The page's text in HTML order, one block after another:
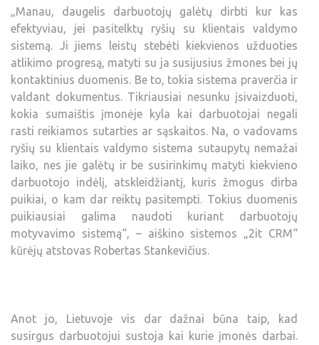
„Manau, daugelis darbuotojų galėtų dirbti kur kas
efektyviau, jei pasitelktų ryšių su klientais valdymo
sistemą. Ji jiems leistų stebėti kiekvienos užduoties
atlikimo progresą, matyti su ja susijusius žmones bei jų
kontaktinius duomenis. Be to, tokia sistema praverčia ir
valdant dokumentus. Tikriausiai nesunku įsivaizduoti,
kokia sumaištis įmonėje kyla kai darbuotojai negali
rasti reikiamos sutarties ar sąskaitos. Na, o vadovams
ryšių su klientais valdymo sistema sutaupytų nemažai
laiko, nes jie galėtų ir be susirinkimų matyti kiekvieno
darbuotojo indėlį, atskleidžiantį, kuris žmogus dirba
puikiai, o kam dar reiktų pasitempti. Tokius duomenis
puikiausiai galima naudoti kuriant darbuotojų
motyvavimo sistemą“, – aiškino sistemos „2it CRM“
kūrėjų atstovas Robertas Stankevičius.
Anot jo, Lietuvoje vis dar dažnai būna taip, kad
susirgus darbuotojui sustoja kai kurie įmonės darbai.